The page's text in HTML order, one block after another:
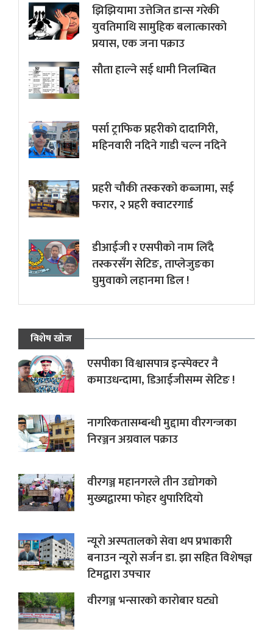
झिझियामा उत्तेजित डान्स गरेकी
युवतिमाथि सामुहिक बलात्कारको
प्रयास, एक जना पक्राउ
सौता हाल्ने सई धामी निलम्बित
पर्सा ट्राफिक प्रहरीकाे दादागिरी,
महिनवारी नदिने गाडी चल्न नदिने
प्रहरी चौकी तस्करको कब्जामा, सई
फरार, २ प्रहरी क्वाटरगार्ड
डीआईजी र एसपीको नाम लिँदै
तस्करसँग सेटिङ, ताप्लेजुङका
घुमुवाको लहानमा डिल !
विशेष खोज
एसपीका विश्वासपात्र इन्स्पेक्टर नै
कमाउधन्दामा, डिआईजीसम्म सेटिङ !
नागरिकतासम्बन्धी मुद्दामा वीरगन्जका
निरञ्जन अग्रवाल पक्राउ
वीरगञ्ज महानगरले तीन उद्योगको
मुख्यद्वारमा फोहर थुपारिदियो
न्यूरो अस्पतालको सेवा थप प्रभाकारी
बनाउन न्यूरो सर्जन डा. झा सहित विशेषज्ञ
टिमद्वारा उपचार
वीरगञ्ज भन्सारको कारोबार घट्यो